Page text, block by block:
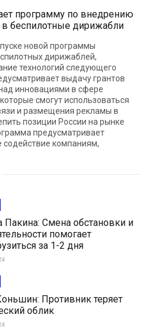
программу по внедрению
беспилотные дирижабли
новой программы
дирижаблей,
технологий следующего
выдачу грантов
инновациями в сфере
смогут использоваться
и размещения рекламы в
позиции России на рынке
предусматривает
содействие компаниям,
Пакина: Смена обстановки и
помогает
за 1-2 дня
Противник теряет
облик